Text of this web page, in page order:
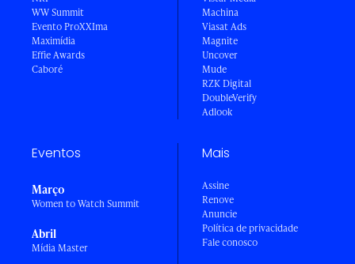
WW Summit
Evento ProXXIma
Maximídia
Effie Awards
Caboré
Machina
Viasat Ads
Magnite
Uncover
Mude
RZK Digital
DoubleVerify
Adlook
Eventos
Março
Women to Watch Summit
Abril
Mídia Master
Mais
Assine
Renove
Anuncie
Política de privacidade
Fale conosco